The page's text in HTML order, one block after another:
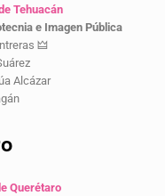
Tehuacán
e Imagen Pública
🜲
Alcázar
Querétaro